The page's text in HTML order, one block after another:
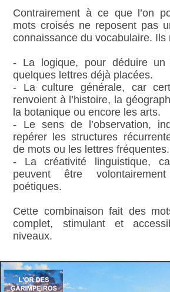
Contrairement à ce que l’on
mots croisés ne reposent pas
connaissance du vocabulaire. Ils
- La logique, pour déduire
quelques lettres déjà placées.
- La culture générale, car
renvoient à l’histoire, la
la botanique ou encore les arts.
- Le sens de l’observation,
repérer les structures
de mots ou les lettres fréquentes.
- La créativité linguistique,
peuvent être
poétiques.
Cette combinaison fait des
complet, stimulant et
niveaux.